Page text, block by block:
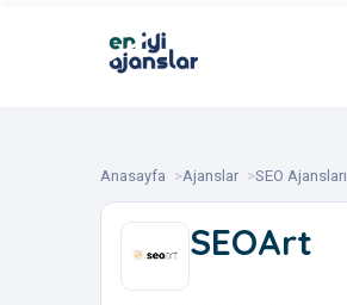
Anasayfa Ajanslar SEO Ajansları
SEOArt